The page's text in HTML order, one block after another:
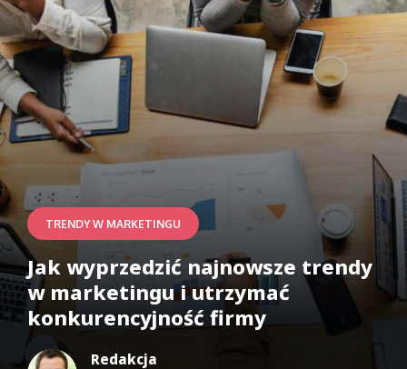
TRENDY W MARKETINGU
Jak wyprzedzić najnowsze trendy
w marketingu i utrzymać
konkurencyjność firmy
Redakcja